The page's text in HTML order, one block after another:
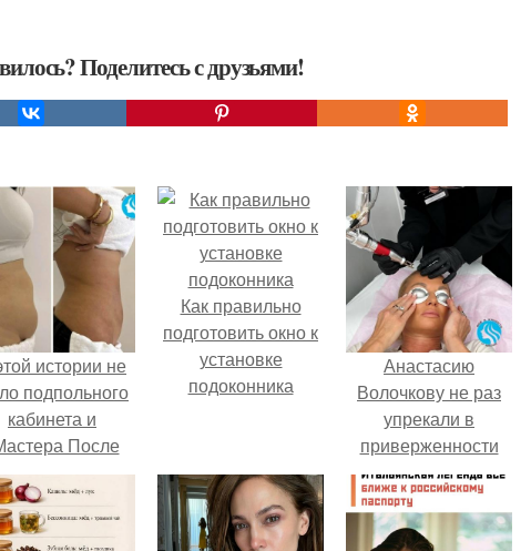
Поделитесь с друзьями!
истории не
подпольного
кабинета и
После
Курсов".
Как правильно
подготовить окно к
установке
подоконника
Анастасию
Волочкову не раз
упрекали в
приверженности
устаревшим бьюти -
процедурам.